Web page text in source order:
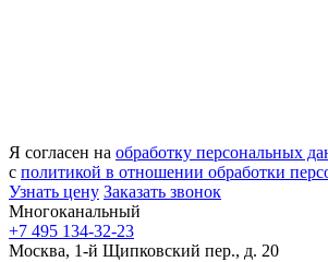
Я согласен на обработку персональных
с политикой в отношении обработки
Узнать цену Заказать звонок
Многоканальный
+7 495 134-32-23
Москва, 1-й Щипковский пер., д. 20